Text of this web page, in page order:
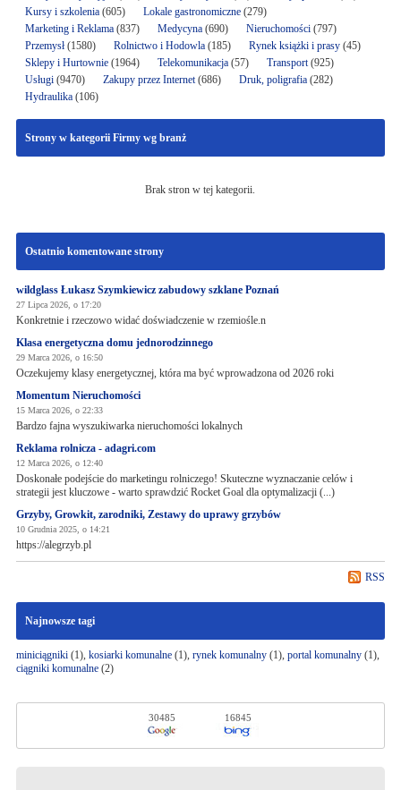
Kursy i szkolenia(605) Lokale gastronomiczne(279)
Marketing i Reklama(837) Medycyna(690) Nieruchomości(797)
Przemysł(1580) Rolnictwo i Hodowla(185) Rynek książki i prasy(45)
Sklepy i Hurtownie(1964) Telekomunikacja(57) Transport(925)
Usługi(9470) Zakupy przez Internet(686) Druk, poligrafia(282)
Hydraulika(106)
Strony w kategorii Firmy wg branż
Brak stron w tej kategorii.
Ostatnio komentowane strony
wildglass Łukasz Szymkiewicz zabudowy szklane Poznań
27 Lipca 2026, o 17:20
Konkretnie i rzeczowo widać doświadczenie w rzemiośle.n
Klasa energetyczna domu jednorodzinnego
29 Marca 2026, o 16:50
Oczekujemy klasy energetycznej, która ma być wprowadzona od 2026 roki
Momentum Nieruchomości
15 Marca 2026, o 22:33
Bardzo fajna wyszukiwarka nieruchomości lokalnych
Reklama rolnicza - adagri.com
12 Marca 2026, o 12:40
Doskonałe podejście do marketingu rolniczego! Skuteczne wyznaczanie celów i
strategii jest kluczowe - warto sprawdzić Rocket Goal dla optymalizacji (...)
Grzyby, Growkit, zarodniki, Zestawy do uprawy grzybów
10 Grudnia 2025, o 14:21
https://alegrzyb.pl
RSS
Najnowsze tagi
miniciągniki(1), kosiarki komunalne(1), rynek komunalny(1), portal komunalny(1),
ciągniki komunalne(2)
30485 16845